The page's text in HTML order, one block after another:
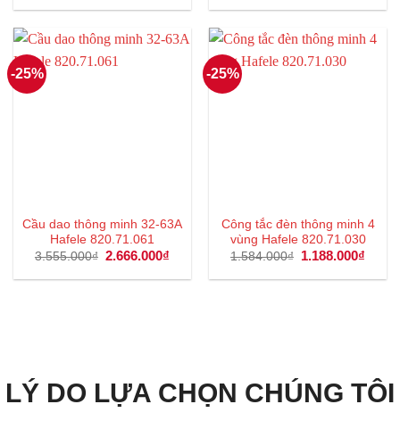
là:
tại
1.363.000₫.
là:
tại
-25%
Cầu dao thông minh 32-63A
Hafele 820.71.061
3.555.000₫ Giá
là:
2.666.000₫
tại
-25%
Công tắc đèn thông minh 4
vùng Hafele 820.71.030
1.584.000₫
Giá
là:
1.188.000₫
tại
LÝ DO LỰA CHỌN CHÚNG TÔI